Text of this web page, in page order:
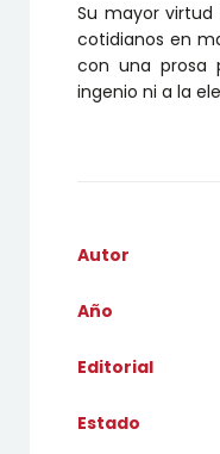
Su mayor
cotidianos en
con una prosa
ingenio ni a la
Autor
Año
Editorial
Estado